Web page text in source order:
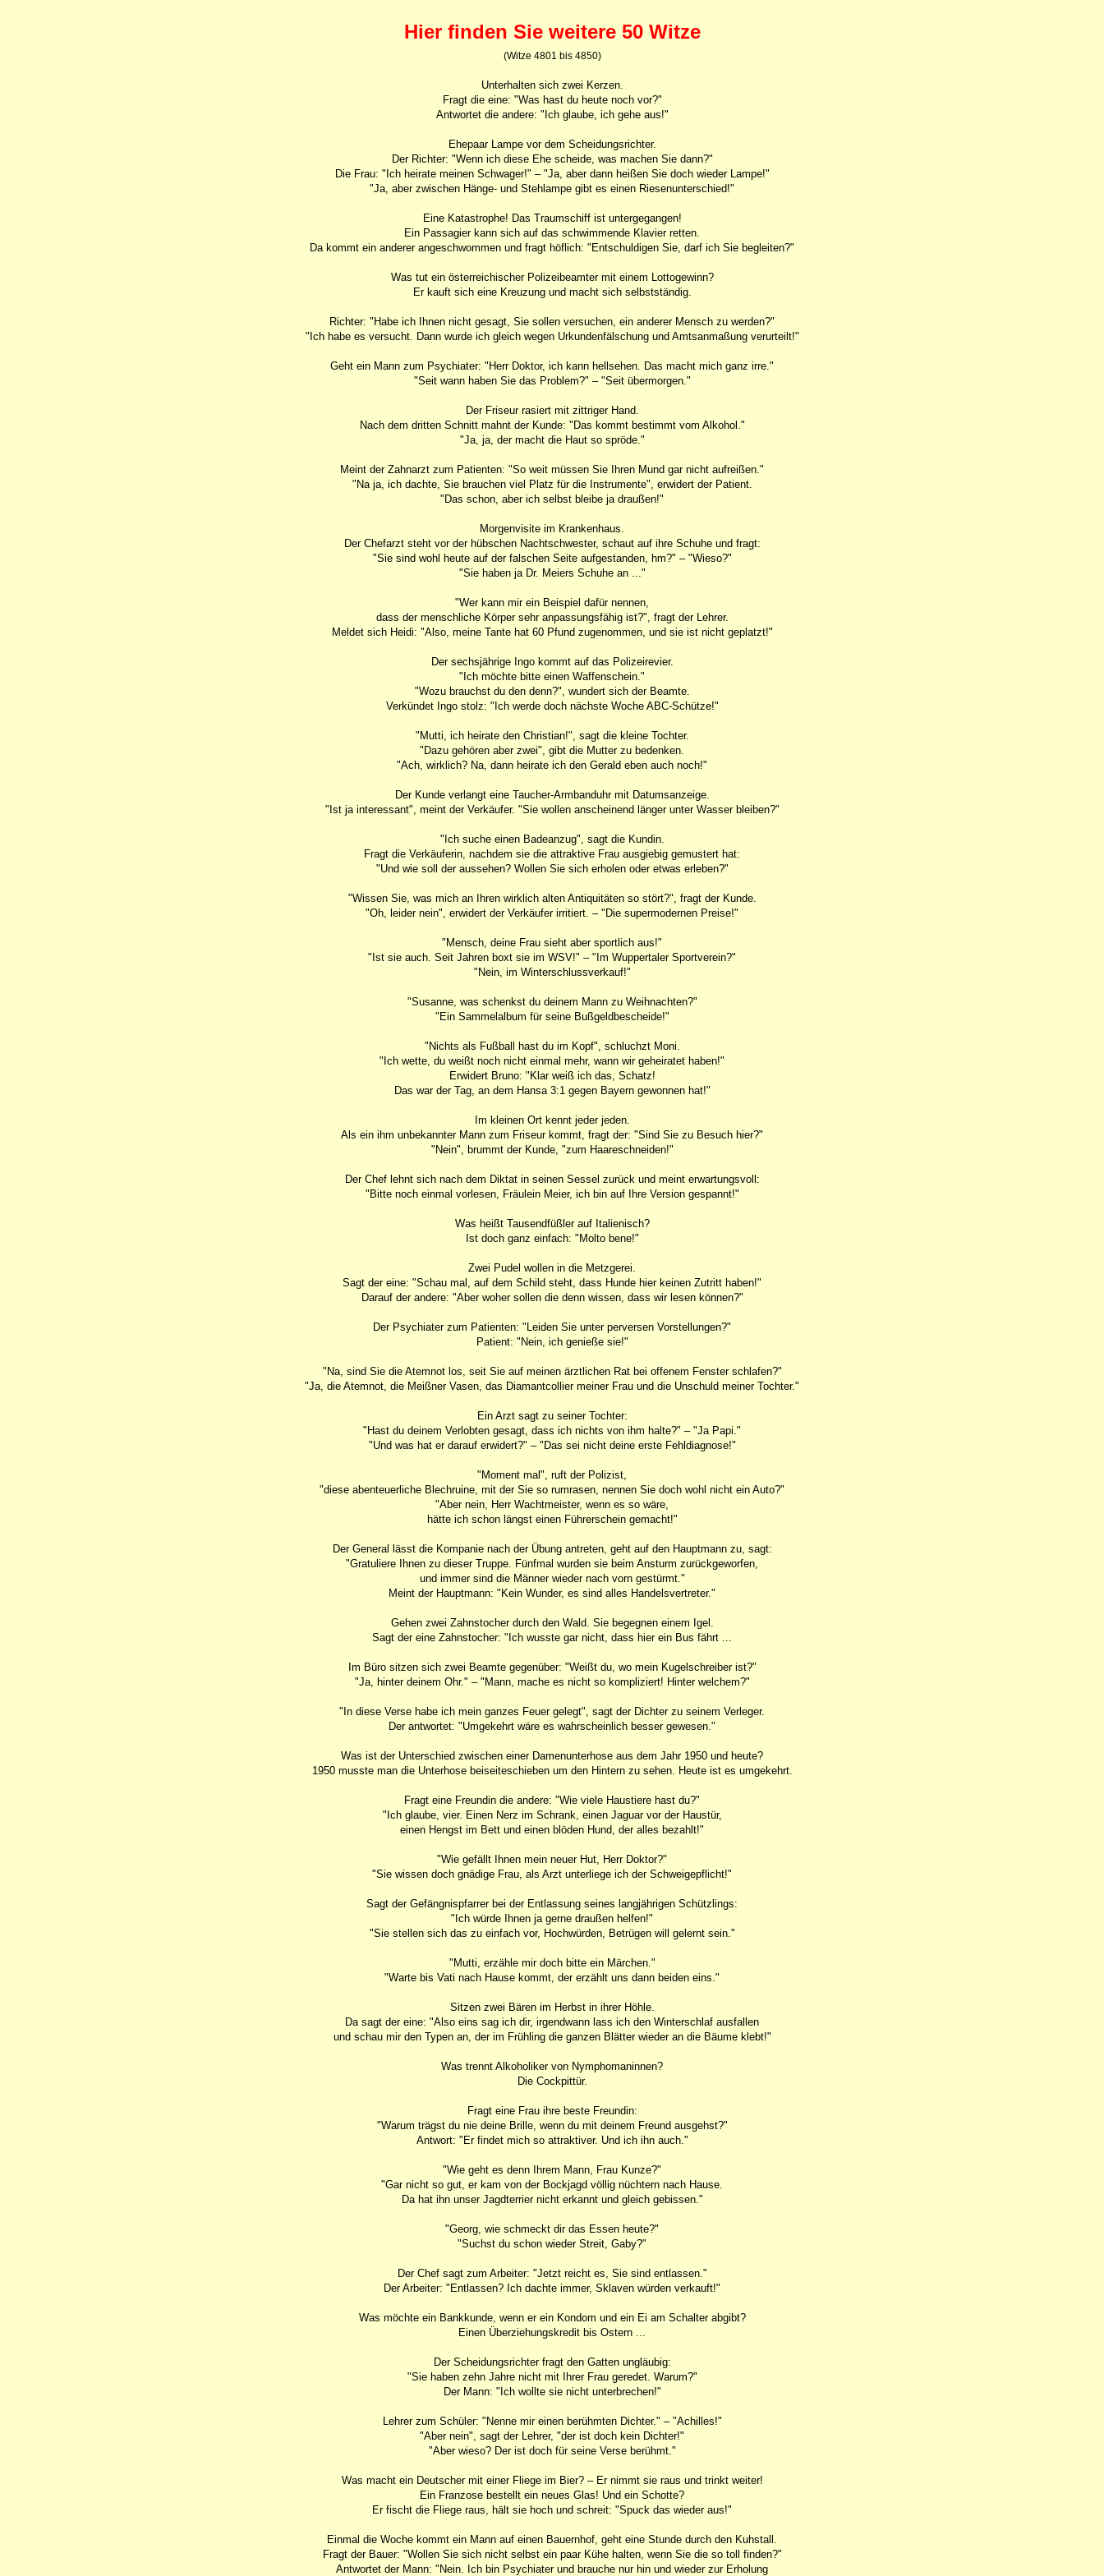
Hier finden Sie weitere 50 Witze
(Witze 4801 bis 4850)
Unterhalten sich zwei Kerzen.
Fragt die eine: "Was hast du heute noch vor?"
Antwortet die andere: "Ich glaube, ich gehe aus!"
Ehepaar Lampe vor dem Scheidungsrichter.
Der Richter: "Wenn ich diese Ehe scheide, was machen Sie dann?"
Die Frau: "Ich heirate meinen Schwager!" – "Ja, aber dann heißen Sie doch wieder Lampe!"
"Ja, aber zwischen Hänge- und Stehlampe gibt es einen Riesenunterschied!"
Eine Katastrophe! Das Traumschiff ist untergegangen!
Ein Passagier kann sich auf das schwimmende Klavier retten.
Da kommt ein anderer angeschwommen und fragt höflich: "Entschuldigen Sie, darf ich Sie begleiten?"
Was tut ein österreichischer Polizeibeamter mit einem Lottogewinn?
Er kauft sich eine Kreuzung und macht sich selbstständig.
Richter: "Habe ich Ihnen nicht gesagt, Sie sollen versuchen, ein anderer Mensch zu werden?"
"Ich habe es versucht. Dann wurde ich gleich wegen Urkundenfälschung und Amtsanmaßung verurteilt!"
Geht ein Mann zum Psychiater: "Herr Doktor, ich kann hellsehen. Das macht mich ganz irre."
"Seit wann haben Sie das Problem?" – "Seit übermorgen."
Der Friseur rasiert mit zittriger Hand.
Nach dem dritten Schnitt mahnt der Kunde: "Das kommt bestimmt vom Alkohol."
"Ja, ja, der macht die Haut so spröde."
Meint der Zahnarzt zum Patienten: "So weit müssen Sie Ihren Mund gar nicht aufreißen."
"Na ja, ich dachte, Sie brauchen viel Platz für die Instrumente", erwidert der Patient.
"Das schon, aber ich selbst bleibe ja draußen!"
Morgenvisite im Krankenhaus.
Der Chefarzt steht vor der hübschen Nachtschwester, schaut auf ihre Schuhe und fragt:
"Sie sind wohl heute auf der falschen Seite aufgestanden, hm?" – "Wieso?"
"Sie haben ja Dr. Meiers Schuhe an ..."
"Wer kann mir ein Beispiel dafür nennen,
dass der menschliche Körper sehr anpassungsfähig ist?", fragt der Lehrer.
Meldet sich Heidi: "Also, meine Tante hat 60 Pfund zugenommen, und sie ist nicht geplatzt!"
Der sechsjährige Ingo kommt auf das Polizeirevier.
"Ich möchte bitte einen Waffenschein."
"Wozu brauchst du den denn?", wundert sich der Beamte.
Verkündet Ingo stolz: "Ich werde doch nächste Woche ABC-Schütze!"
"Mutti, ich heirate den Christian!", sagt die kleine Tochter.
"Dazu gehören aber zwei", gibt die Mutter zu bedenken.
"Ach, wirklich? Na, dann heirate ich den Gerald eben auch noch!"
Der Kunde verlangt eine Taucher-Armbanduhr mit Datumsanzeige.
"Ist ja interessant", meint der Verkäufer. "Sie wollen anscheinend länger unter Wasser bleiben?"
"Ich suche einen Badeanzug", sagt die Kundin.
Fragt die Verkäuferin, nachdem sie die attraktive Frau ausgiebig gemustert hat:
"Und wie soll der aussehen? Wollen Sie sich erholen oder etwas erleben?"
"Wissen Sie, was mich an Ihren wirklich alten Antiquitäten so stört?", fragt der Kunde.
"Oh, leider nein", erwidert der Verkäufer irritiert. – "Die supermodernen Preise!"
"Mensch, deine Frau sieht aber sportlich aus!"
"Ist sie auch. Seit Jahren boxt sie im WSV!" – "Im Wuppertaler Sportverein?"
"Nein, im Winterschlussverkauf!"
"Susanne, was schenkst du deinem Mann zu Weihnachten?"
"Ein Sammelalbum für seine Bußgeldbescheide!"
"Nichts als Fußball hast du im Kopf", schluchzt Moni.
"Ich wette, du weißt noch nicht einmal mehr, wann wir geheiratet haben!"
Erwidert Bruno: "Klar weiß ich das, Schatz!
Das war der Tag, an dem Hansa 3:1 gegen Bayern gewonnen hat!"
Im kleinen Ort kennt jeder jeden.
Als ein ihm unbekannter Mann zum Friseur kommt, fragt der: "Sind Sie zu Besuch hier?"
"Nein", brummt der Kunde, "zum Haareschneiden!"
Der Chef lehnt sich nach dem Diktat in seinen Sessel zurück und meint erwartungsvoll:
"Bitte noch einmal vorlesen, Fräulein Meier, ich bin auf Ihre Version gespannt!"
Was heißt Tausendfüßler auf Italienisch?
Ist doch ganz einfach: "Molto bene!"
Zwei Pudel wollen in die Metzgerei.
Sagt der eine: "Schau mal, auf dem Schild steht, dass Hunde hier keinen Zutritt haben!"
Darauf der andere: "Aber woher sollen die denn wissen, dass wir lesen können?"
Der Psychiater zum Patienten: "Leiden Sie unter perversen Vorstellungen?"
Patient: "Nein, ich genieße sie!"
"Na, sind Sie die Atemnot los, seit Sie auf meinen ärztlichen Rat bei offenem Fenster schlafen?"
"Ja, die Atemnot, die Meißner Vasen, das Diamantcollier meiner Frau und die Unschuld meiner Tochter."
Ein Arzt sagt zu seiner Tochter:
"Hast du deinem Verlobten gesagt, dass ich nichts von ihm halte?" – "Ja Papi."
"Und was hat er darauf erwidert?" – "Das sei nicht deine erste Fehldiagnose!"
"Moment mal", ruft der Polizist,
"diese abenteuerliche Blechruine, mit der Sie so rumrasen, nennen Sie doch wohl nicht ein Auto?"
"Aber nein, Herr Wachtmeister, wenn es so wäre,
hätte ich schon längst einen Führerschein gemacht!"
Der General lässt die Kompanie nach der Übung antreten, geht auf den Hauptmann zu, sagt:
"Gratuliere Ihnen zu dieser Truppe. Fünfmal wurden sie beim Ansturm zurückgeworfen,
und immer sind die Männer wieder nach vorn gestürmt."
Meint der Hauptmann: "Kein Wunder, es sind alles Handelsvertreter."
Gehen zwei Zahnstocher durch den Wald. Sie begegnen einem Igel.
Sagt der eine Zahnstocher: "Ich wusste gar nicht, dass hier ein Bus fährt ...
Im Büro sitzen sich zwei Beamte gegenüber: "Weißt du, wo mein Kugelschreiber ist?"
"Ja, hinter deinem Ohr." – "Mann, mache es nicht so kompliziert! Hinter welchem?"
"In diese Verse habe ich mein ganzes Feuer gelegt", sagt der Dichter zu seinem Verleger.
Der antwortet: "Umgekehrt wäre es wahrscheinlich besser gewesen."
Was ist der Unterschied zwischen einer Damenunterhose aus dem Jahr 1950 und heute?
1950 musste man die Unterhose beiseiteschieben um den Hintern zu sehen. Heute ist es umgekehrt.
Fragt eine Freundin die andere: "Wie viele Haustiere hast du?"
"Ich glaube, vier. Einen Nerz im Schrank, einen Jaguar vor der Haustür,
einen Hengst im Bett und einen blöden Hund, der alles bezahlt!"
"Wie gefällt Ihnen mein neuer Hut, Herr Doktor?"
"Sie wissen doch gnädige Frau, als Arzt unterliege ich der Schweigepflicht!"
Sagt der Gefängnispfarrer bei der Entlassung seines langjährigen Schützlings:
"Ich würde Ihnen ja gerne draußen helfen!"
"Sie stellen sich das zu einfach vor, Hochwürden, Betrügen will gelernt sein."
"Mutti, erzähle mir doch bitte ein Märchen."
"Warte bis Vati nach Hause kommt, der erzählt uns dann beiden eins."
Sitzen zwei Bären im Herbst in ihrer Höhle.
Da sagt der eine: "Also eins sag ich dir, irgendwann lass ich den Winterschlaf ausfallen
und schau mir den Typen an, der im Frühling die ganzen Blätter wieder an die Bäume klebt!"
Was trennt Alkoholiker von Nymphomaninnen?
Die Cockpittür.
Fragt eine Frau ihre beste Freundin:
"Warum trägst du nie deine Brille, wenn du mit deinem Freund ausgehst?"
Antwort: "Er findet mich so attraktiver. Und ich ihn auch."
"Wie geht es denn Ihrem Mann, Frau Kunze?"
"Gar nicht so gut, er kam von der Bockjagd völlig nüchtern nach Hause.
Da hat ihn unser Jagdterrier nicht erkannt und gleich gebissen."
"Georg, wie schmeckt dir das Essen heute?"
"Suchst du schon wieder Streit, Gaby?"
Der Chef sagt zum Arbeiter: "Jetzt reicht es, Sie sind entlassen."
Der Arbeiter: "Entlassen? Ich dachte immer, Sklaven würden verkauft!"
Was möchte ein Bankkunde, wenn er ein Kondom und ein Ei am Schalter abgibt?
Einen Überziehungskredit bis Ostern ...
Der Scheidungsrichter fragt den Gatten ungläubig:
"Sie haben zehn Jahre nicht mit Ihrer Frau geredet. Warum?"
Der Mann: "Ich wollte sie nicht unterbrechen!"
Lehrer zum Schüler: "Nenne mir einen berühmten Dichter." – "Achilles!"
"Aber nein", sagt der Lehrer, "der ist doch kein Dichter!"
"Aber wieso? Der ist doch für seine Verse berühmt."
Was macht ein Deutscher mit einer Fliege im Bier? – Er nimmt sie raus und trinkt weiter!
Ein Franzose bestellt ein neues Glas! Und ein Schotte?
Er fischt die Fliege raus, hält sie hoch und schreit: "Spuck das wieder aus!"
Einmal die Woche kommt ein Mann auf einen Bauernhof, geht eine Stunde durch den Kuhstall.
Fragt der Bauer: "Wollen Sie sich nicht selbst ein paar Kühe halten, wenn Sie die so toll finden?"
Antwortet der Mann: "Nein. Ich bin Psychiater und brauche nur hin und wieder zur Erholung